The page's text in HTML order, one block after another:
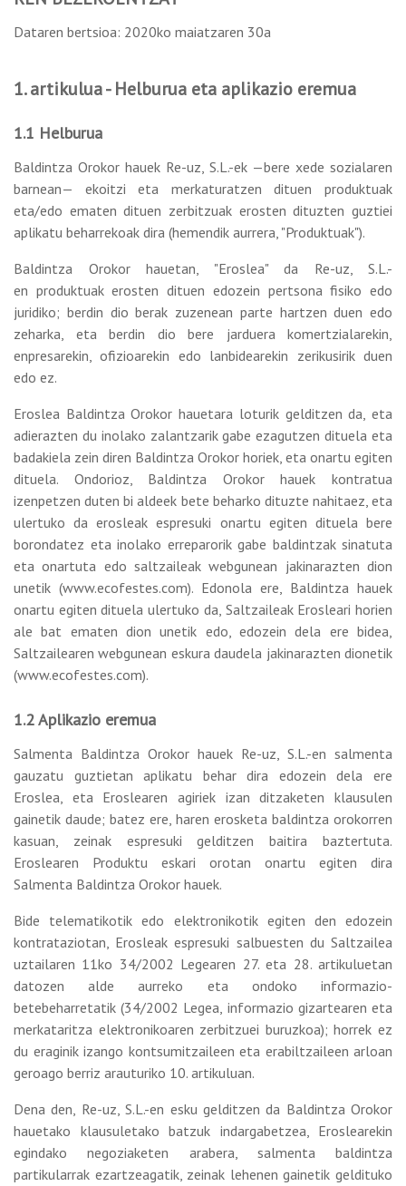
Dataren bertsioa: 2020ko maiatzaren 30a
1. artikulua - Helburua eta aplikazio eremua
1.1 Helburua
Baldintza Orokor hauek Re-uz, S.L.-ek —bere xede sozialaren
barnean— ekoitzi eta merkaturatzen dituen produktuak
eta/edo ematen dituen zerbitzuak erosten dituzten guztiei
aplikatu beharrekoak dira (hemendik aurrera, "Produktuak").
Baldintza Orokor hauetan, "Eroslea" da Re-uz, S.L.-
en produktuak erosten dituen edozein pertsona fisiko edo
juridiko; berdin dio berak zuzenean parte hartzen duen edo
zeharka, eta berdin dio bere jarduera komertzialarekin,
enpresarekin, ofizioarekin edo lanbidearekin zerikusirik duen
edo ez.
Eroslea Baldintza Orokor hauetara loturik gelditzen da, eta
adierazten du inolako zalantzarik gabe ezagutzen dituela eta
badakiela zein diren Baldintza Orokor horiek, eta onartu egiten
dituela. Ondorioz, Baldintza Orokor hauek kontratua
izenpetzen duten bi aldeek bete beharko dituzte nahitaez, eta
ulertuko da erosleak espresuki onartu egiten dituela bere
borondatez eta inolako erreparorik gabe baldintzak sinatuta
eta onartuta edo saltzaileak webgunean jakinarazten dion
unetik (www.ecofestes.com). Edonola ere, Baldintza hauek
onartu egiten dituela ulertuko da, Saltzaileak Erosleari horien
ale bat ematen dion unetik edo, edozein dela ere bidea,
Saltzailearen webgunean eskura daudela jakinarazten dionetik
(www.ecofestes.com).
1.2 Aplikazio eremua
Salmenta Baldintza Orokor hauek Re-uz, S.L.-en salmenta
gauzatu guztietan aplikatu behar dira edozein dela ere
Eroslea, eta Eroslearen agiriek izan ditzaketen klausulen
gainetik daude; batez ere, haren erosketa baldintza orokorren
kasuan, zeinak espresuki gelditzen baitira baztertuta.
Eroslearen Produktu eskari orotan onartu egiten dira
Salmenta Baldintza Orokor hauek.
Bide telematikotik edo elektronikotik egiten den edozein
kontrataziotan, Erosleak espresuki salbuesten du Saltzailea
uztailaren 11ko 34/2002 Legearen 27. eta 28. artikuluetan
datozen alde aurreko eta ondoko informazio-
betebeharretatik (34/2002 Legea, informazio gizartearen eta
merkataritza elektronikoaren zerbitzuei buruzkoa); horrek ez
du eraginik izango kontsumitzaileen eta erabiltzaileen arloan
geroago berriz arauturiko 10. artikuluan.
Dena den, Re-uz, S.L.-en esku gelditzen da Baldintza Orokor
hauetako klausuletako batzuk indargabetzea, Eroslearekin
egindako negoziaketen arabera, salmenta baldintza
partikularrak ezartzeagatik, zeinak lehenen gainetik geldituko